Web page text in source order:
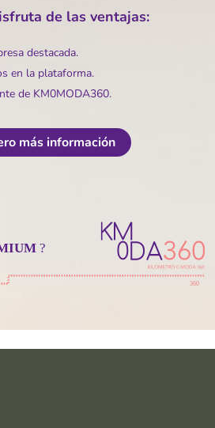
de las ventajas:
destacada.
en la plataforma.
de KM0MODA360.
más información